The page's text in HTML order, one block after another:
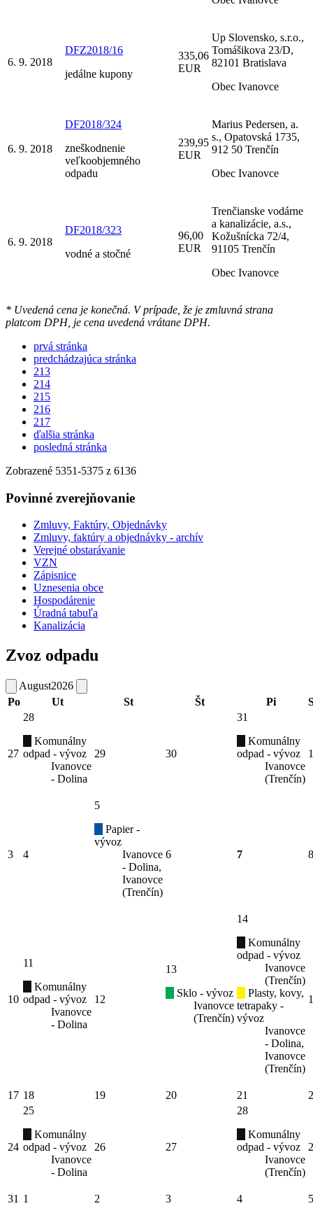
6. 9. 2018
DFZ2018/16
jedálne kupony
335,06
EUR
Up Slovensko, s.r.o.,
Tomášikova 23/D,
82101 Bratislava
Obec Ivanovce
6. 9. 2018
DF2018/324
zneškodnenie
veľkoobjemného
odpadu
239,95
EUR
Marius Pedersen, a.
s., Opatovská 1735,
912 50 Trenčín
Obec Ivanovce
6. 9. 2018
DF2018/323
vodné a stočné
96,00
EUR
Trenčianske vodárne
a kanalizácie, a.s.,
Kožušnícka 72/4,
91105 Trenčín
Obec Ivanovce
* Uvedená cena je konečná. V prípade, že je zmluvná strana
platcom DPH, je cena uvedená vrátane DPH.
prvá stránka
predchádzajúca stránka
213
214
215
216
217
ďalšia stránka
posledná stránka
Zobrazené 5351-5375 z 6136
Povinné zverejňovanie
Zmluvy, Faktúry, Objednávky
Zmluvy, faktúry a objednávky - archív
Verejné obstarávanie
VZN
Zápisnice
Uznesenia obce
Hospodárenie
Úradná tabuľa
Kanalizácia
Zvoz odpadu
August2026
Po
Ut St Št Pi
27
28
Komunálny
odpad - vývoz
Ivanovce
- Dolina
29 30
31
Komunálny
odpad - vývoz
Ivanovce
(Trenčín)
1
3 4
5
Papier -
vývoz
Ivanovce
- Dolina,
Ivanovce
(Trenčín)
6 7 8
10
11
Komunálny
odpad - vývoz
Ivanovce
- Dolina
12
13
Sklo - vývoz
Ivanovce
(Trenčín)
14
Komunálny
odpad - vývoz
Ivanovce
(Trenčín)
Plasty, kovy,
tetrapaky -
vývoz
Ivanovce
- Dolina,
Ivanovce
(Trenčín)
17 18 19 20 21
24
25
Komunálny
odpad - vývoz
Ivanovce
- Dolina
26 27
28
Komunálny
odpad - vývoz
Ivanovce
(Trenčín)
31 1 2 3 4
5